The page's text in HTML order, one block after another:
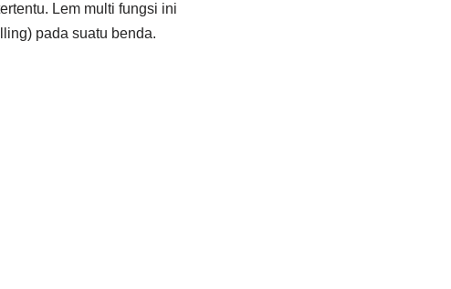
Lem multi fungsi ini
pada suatu benda.